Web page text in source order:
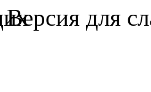
Версия для